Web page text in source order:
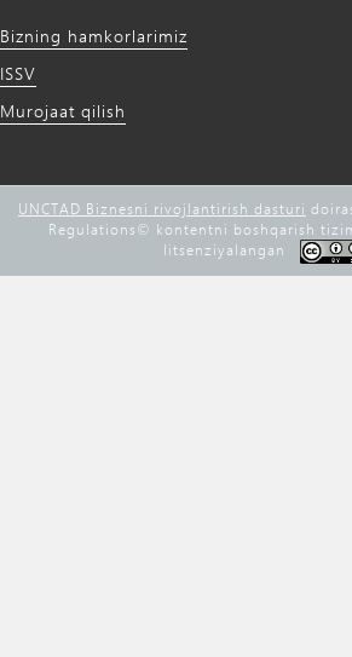
Bizning hamkorlarimiz
ISSV
Murojaat qilish
UNCTAD Biznesni rivojlantirish dasturi
Regulations©️ kontentni boshqarish
litsenziyalangan